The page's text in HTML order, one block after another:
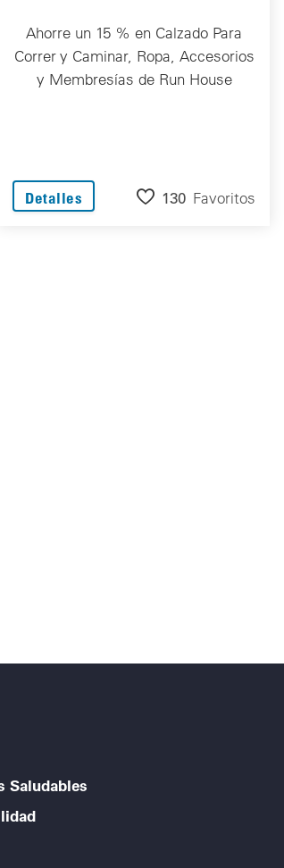
Ahorre un 15 % en Calzado Para
Correr y Caminar, Ropa, Accesorios
y Membresías de Run House
Detalles 130 Favoritos
Saludables